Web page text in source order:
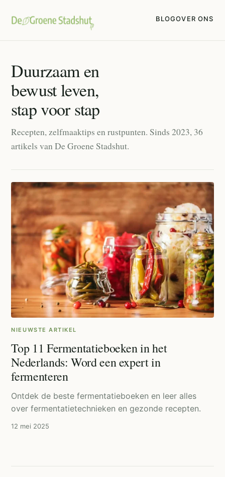
BLOGOVER ONS
Duurzaam en
bewust leven,
stap voor stap
Recepten, zelfmaaktips en rustpunten. Sinds 2023, 36
artikels van De Groene Stadshut.
NIEUWSTE ARTIKEL
Top 11 Fermentatieboeken in het
Nederlands: Word een expert in
fermenteren
Ontdek de beste fermentatieboeken en leer alles
over fermentatietechnieken en gezonde recepten.
12 mei 2025